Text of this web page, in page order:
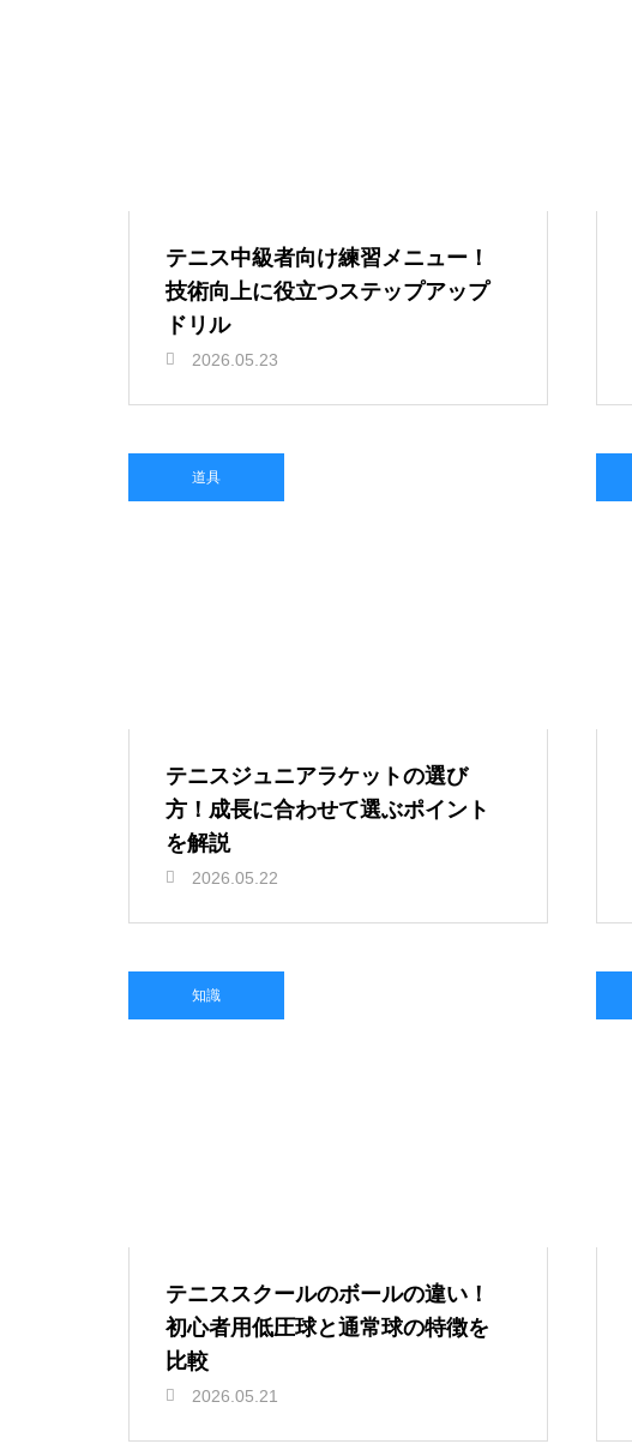
テニス中級者向け練習メニュー！
技術向上に役立つステップアップ
ドリル
2026.05.23
道具
テニスジュニアラケットの選び
方！成長に合わせて選ぶポイント
を解説
2026.05.22
知識
テニススクールのボールの違い！
初心者用低圧球と通常球の特徴を
比較
2026.05.21